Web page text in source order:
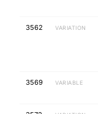
3562 VARIATION
3569 VARIABLE